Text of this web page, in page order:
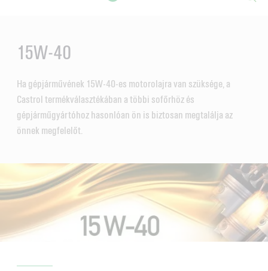
15W-40
Ha gépjárművének 15W-40-es motorolajra van szüksége, a
Castrol termékválasztékában a többi sofőrhöz és
gépjárműgyártóhoz hasonlóan ön is biztosan megtalálja az
önnek megfelelőt.